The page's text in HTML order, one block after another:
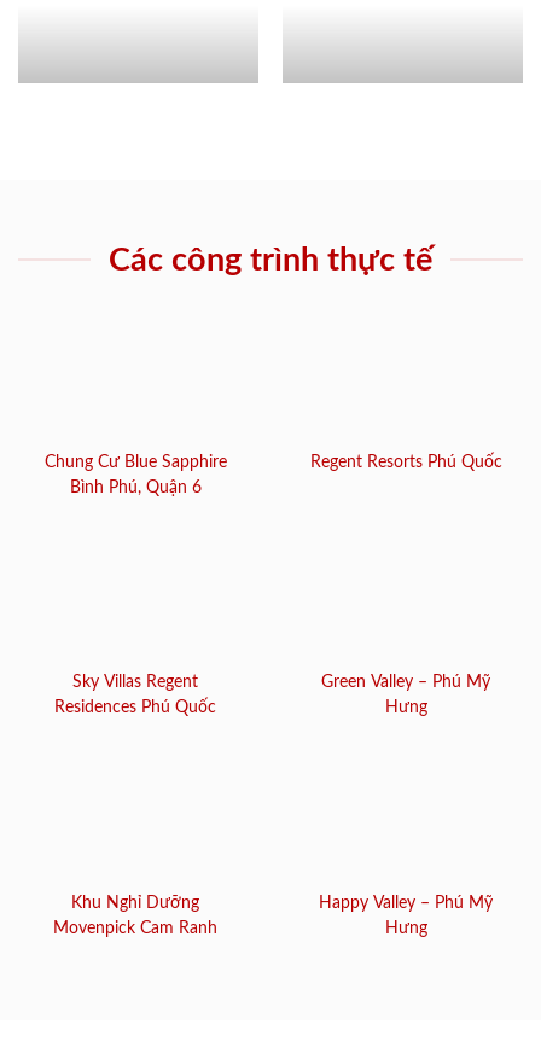
Các công trình thực tế
Chung Cư Blue Sapphire
Bình Phú, Quận 6
Regent Resorts Phú Quốc
Sky Villas Regent
Residences Phú Quốc
Green Valley – Phú Mỹ
Hưng
Khu Nghỉ Dưỡng
Movenpick Cam Ranh
Happy Valley – Phú Mỹ
Hưng